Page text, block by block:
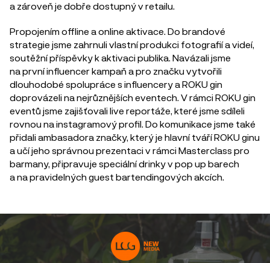
a zároveň je dobře dostupný v retailu.
Propojením offline a online aktivace. Do brandové
strategie jsme zahrnuli vlastní produkci fotografií a videí,
soutěžní příspěvky k aktivaci publika. Navázali jsme
na první influencer kampaň a pro značku vytvořili
dlouhodobé spolupráce s influencery a ROKU gin
doprovázeli na nejrůznějších eventech. V rámci ROKU gin
eventů jsme zajišťovali live reportáže, které jsme sdíleli
rovnou na instagramový profil. Do komunikace jsme také
přidali ambasadora značky, který je hlavní tváří ROKU ginu
a učí jeho správnou prezentaci v rámci Masterclass pro
barmany, připravuje speciální drinky v pop up barech
a na pravidelných guest bartendingových akcích.